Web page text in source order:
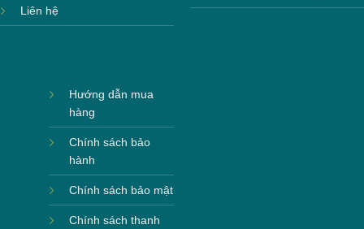
Liên hệ
Hướng dẫn mua
hàng
Chính sách bảo
hành
Chính sách bảo mật
Chính sách thanh